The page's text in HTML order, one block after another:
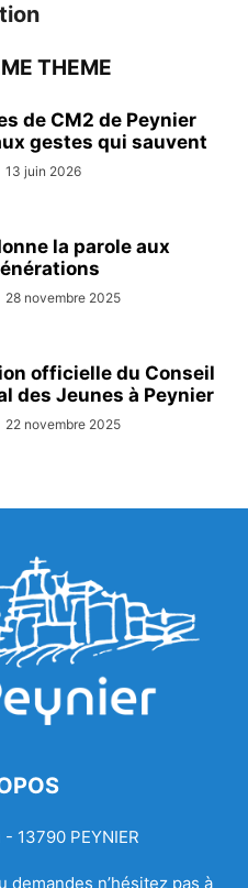
THEME
de CM2 de Peynier
gestes qui sauvent
13 juin 2026
la parole aux
28 novembre 2025
officielle du Conseil
des Jeunes à Peynier
22 novembre 2025
13790 PEYNIER
n’hésitez pas à